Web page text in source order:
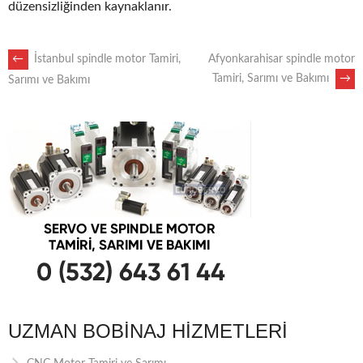
düzensizliğinden kaynaklanır.
POST
NAVIGATION
←
İstanbul spindle motor Tamiri,
Sarımı ve Bakımı
Afyonkarahisar spindle motor
Tamiri, Sarımı ve Bakımı
→
UZMAN BOBINAJ HIZMETLERI